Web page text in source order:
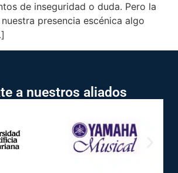
de inseguridad o duda. Pero la
presencia escénica algo
a nuestros aliados